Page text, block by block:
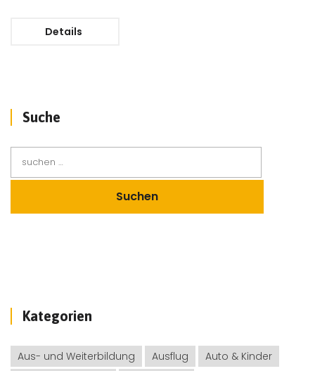
Details
Suche
Kategorien
Aus- und Weiterbildung Ausflug
Auto & Kinder